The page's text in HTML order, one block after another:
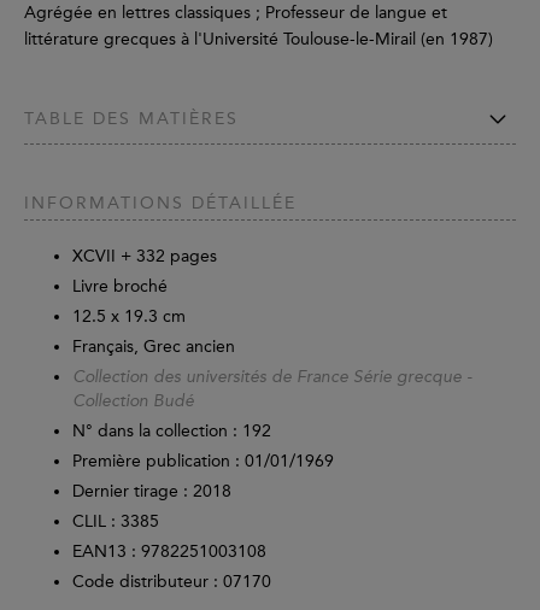
Agrégée en lettres classiques ; Professeur de langue et
littérature grecques à l'Université Toulouse-le-Mirail (en 1987)
TABLE DES MATIÈRES
INFORMATIONS DÉTAILLÉE
XCVII + 332 pages
Livre broché
12.5 x 19.3 cm
Français, Grec ancien
Collection des universités de France Série grecque -
Collection Budé
N° dans la collection : 192
Première publication : 01/01/1969
Dernier tirage : 2018
CLIL : 3385
EAN13 : 9782251003108
Code distributeur : 07170